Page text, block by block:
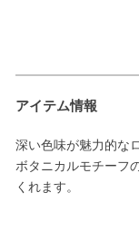
アイテム情報
深い色味が魅力的な
ボタニカルモチーフ
くれます。